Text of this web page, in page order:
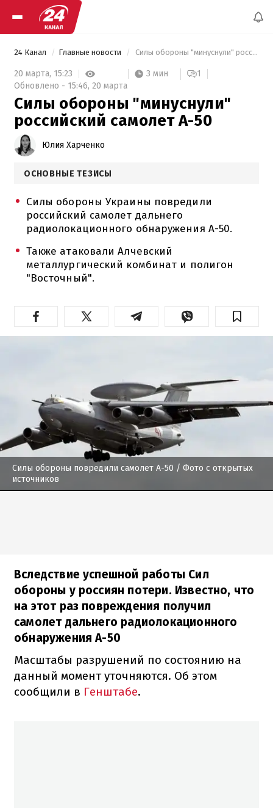
24 Канал Главные новости Силы обороны "минуснули" российский самолет А-50
20 марта, 15:23 3 мин
1
Обновлено - 15:46, 20 марта
Силы обороны "минуснули"
российский самолет А-50
Юлия Харченко
ОСНОВНЫЕ ТЕЗИСЫ
Силы обороны Украины повредили
российский самолет дальнего
радиолокационного обнаружения А-50.
Также атаковали Алчевский
металлургический комбинат и полигон
"Восточный".
Силы обороны повредили самолет А-50 / Фото с открытых
источников
Вследствие успешной работы Сил
обороны у россиян потери. Известно, что
на этот раз повреждения получил
самолет дальнего радиолокационного
обнаружения А-50
Масштабы разрушений по состоянию на
данный момент уточняются. Об этом
сообщили в Генштабе.